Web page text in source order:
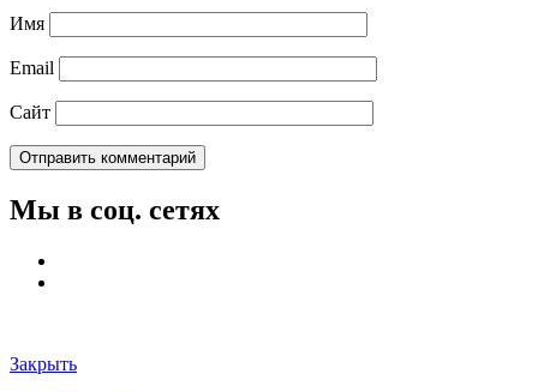
Имя
Email
Сайт
Мы в соц. сетях
Закрыть